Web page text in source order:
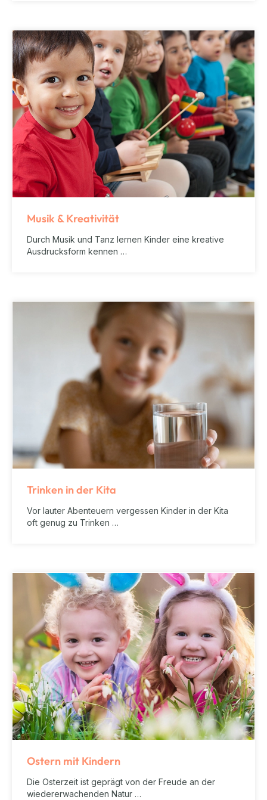
Musik & Kreativität
Durch Musik und Tanz lernen Kinder eine kreative
Ausdrucksform kennen …
Trinken in der Kita
Vor lauter Abenteuern vergessen Kinder in der Kita
oft genug zu Trinken …
Ostern mit Kindern
Die Osterzeit ist geprägt von der Freude an der
wiedererwachenden Natur …